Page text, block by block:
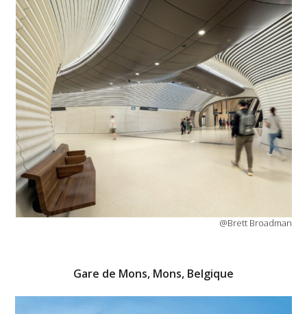
@Brett Broadman
Gare de Mons, Mons, Belgique